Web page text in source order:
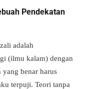
Pendekatan
adalah
(ilmu kalam) dengan
yang benar harus
terpuji. Teori tanpa